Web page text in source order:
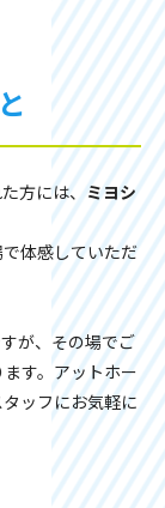
方には、ミヨシ
体感していただ
が、その場でご
す。アットホー
ッフにお気軽に